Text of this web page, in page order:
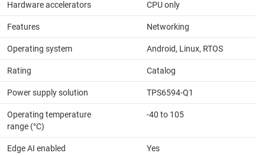
Hardware accelerators CPU only
Features Networking
Operating system Android, Linux, RTOS
Rating Catalog
Power supply solution TPS6594-Q1
Operating temperature
range (°C)
-40 to 105
Edge AI enabled Yes